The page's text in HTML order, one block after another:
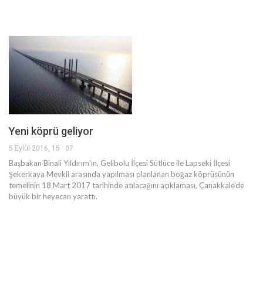
Yeni köprü geliyor
5 Eylül 2016, 15 : 07
Başbakan Binali Yıldırım’ın, Gelibolu İlçesi Sütlüce ile Lapseki İlçesi
Şekerkaya Mevkii arasında yapılması planlanan boğaz köprüsünün
temelinin 18 Mart 2017 tarihinde atılacağını açıklaması, Çanakkale’de
büyük bir heyecan yarattı.